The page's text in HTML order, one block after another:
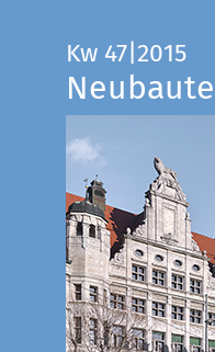
Kw 47|2015